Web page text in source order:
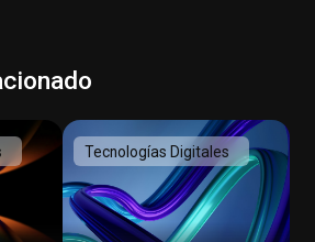
Tecnologías Digitales